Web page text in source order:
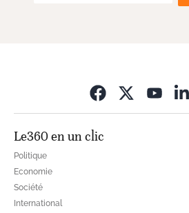
Le360 en un clic
Politique
Economie
Société
International